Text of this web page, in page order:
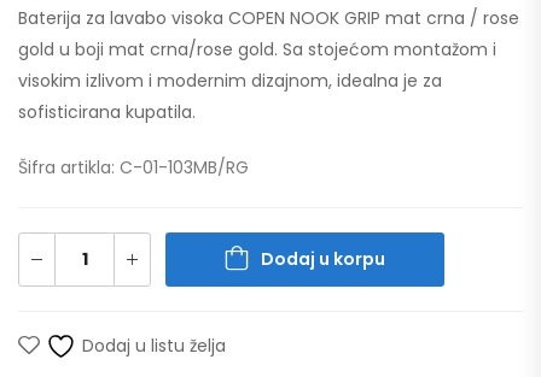
Baterija za lavabo visoka COPEN NOOK GRIP mat crna / rose
gold u boji mat crna/rose gold. Sa stojećom montažom i
visokim izlivom i modernim dizajnom, idealna je za
sofisticirana kupatila.
Šifra artikla: C-01-103MB/RG
Dodaj u korpu
Dodaj u listu želja